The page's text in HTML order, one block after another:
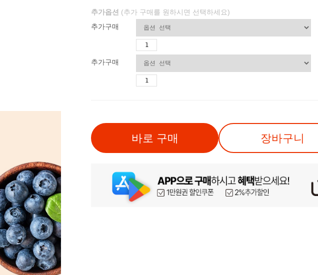
추가옵션 (추가 구매를 원하시면 선택하세요)
추가구매
추가구매
바로 구매 장바구니